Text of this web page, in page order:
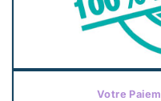
Votre